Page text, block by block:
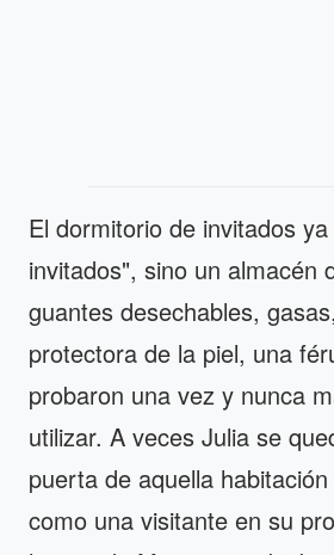
El dormitorio de invitados
invitados", sino un almacén
guantes desechables,
protectora de la piel, una
probaron una vez y nunca
utilizar. A veces Julia se
puerta de aquella
como una visitante en su